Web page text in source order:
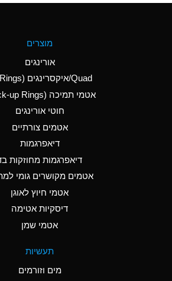
Aluminum Nitrate
(Aqueous)
Aluminum Phosphate
Ammonia Anhydrous
A
Ammonia Gas (cold)
A
Ammonia Gas (hot)
מוצרים
אורינגים
Quad/איקסרינגים (X-Rings)
אטמי תמיכה (Back-up Rings)
חוטי אורינגים
אטמים צורתיים
דיאפרגמות
דיאפרגמות מחוזקות
אטמים מקושרים גומי
אטמי חיוץ לאוגן
דיסקיות אטימה
אטמי שמן
תעשיות
מים וזורמים